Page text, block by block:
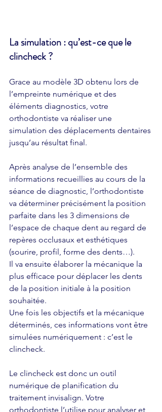
La simulation : qu’est-ce que le
clincheck ?
Grace au modèle 3D obtenu lors de
l’empreinte numérique et des
éléments diagnostics, votre
orthodontiste va réaliser une
simulation des déplacements dentaires
jusqu’au résultat final.
Après analyse de l’ensemble des
informations recueillies au cours de la
séance de diagnostic, l’orthodontiste
va déterminer précisément la position
parfaite dans les 3 dimensions de
l’espace de chaque dent au regard de
repères occlusaux et esthétiques
(sourire, profil, forme des dents…).
Il va ensuite élaborer la mécanique la
plus efficace pour déplacer les dents
de la position initiale à la position
souhaitée.
Une fois les objectifs et la mécanique
déterminés, ces informations vont être
simulées numériquement : c’est le
clincheck.
Le clincheck est donc un outil
numérique de planification du
traitement invisalign. Votre
orthodontiste l’utilise pour analyser et